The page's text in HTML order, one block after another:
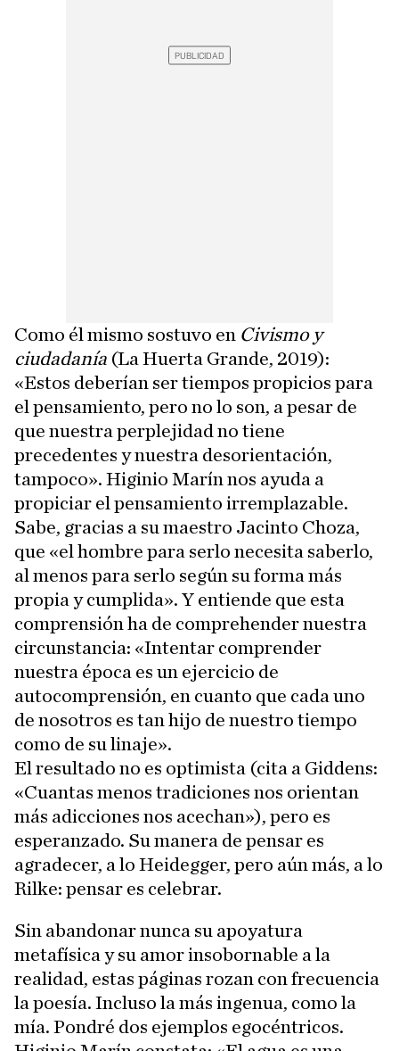
Como él mismo sostuvo en Civismo y
ciudadanía (La Huerta Grande, 2019):
«Estos deberían ser tiempos propicios para
el pensamiento, pero no lo son, a pesar de
que nuestra perplejidad no tiene
precedentes y nuestra desorientación,
tampoco». Higinio Marín nos ayuda a
propiciar el pensamiento irremplazable.
Sabe, gracias a su maestro Jacinto Choza,
que «el hombre para serlo necesita saberlo,
al menos para serlo según su forma más
propia y cumplida». Y entiende que esta
comprensión ha de comprehender nuestra
circunstancia: «Intentar comprender
nuestra época es un ejercicio de
autocomprensión, en cuanto que cada uno
de nosotros es tan hijo de nuestro tiempo
como de su linaje».
El resultado no es optimista (cita a Giddens:
«Cuantas menos tradiciones nos orientan
más adicciones nos acechan»), pero es
esperanzado. Su manera de pensar es
agradecer, a lo Heidegger, pero aún más, a lo
Rilke: pensar es celebrar.
Sin abandonar nunca su apoyatura
metafísica y su amor insobornable a la
realidad, estas páginas rozan con frecuencia
la poesía. Incluso la más ingenua, como la
mía. Pondré dos ejemplos egocéntricos.